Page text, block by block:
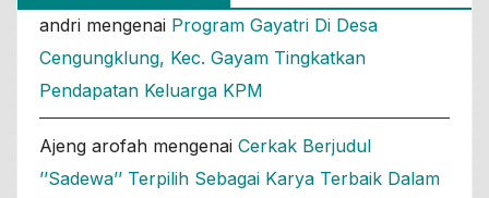
andri mengenai Program Gayatri Di Desa
Cengungklung, Kec. Gayam Tingkatkan
Pendapatan Keluarga KPM
Ajeng arofah mengenai Cerkak Berjudul
’’Sadewa’’ Terpilih Sebagai Karya Terbaik Dalam